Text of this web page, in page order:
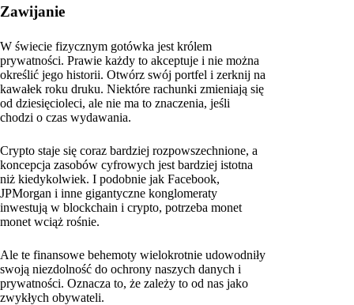
Zawijanie
W świecie fizycznym gotówka jest królem
prywatności. Prawie każdy to akceptuje i nie można
określić jego historii. Otwórz swój portfel i zerknij na
kawałek roku druku. Niektóre rachunki zmieniają się
od dziesięcioleci, ale nie ma to znaczenia, jeśli
chodzi o czas wydawania.
Crypto staje się coraz bardziej rozpowszechnione, a
koncepcja zasobów cyfrowych jest bardziej istotna
niż kiedykolwiek. I podobnie jak Facebook,
JPMorgan i inne gigantyczne konglomeraty
inwestują w blockchain i crypto, potrzeba monet
monet wciąż rośnie.
Ale te finansowe behemoty wielokrotnie udowodniły
swoją niezdolność do ochrony naszych danych i
prywatności. Oznacza to, że zależy to od nas jako
zwykłych obywateli.